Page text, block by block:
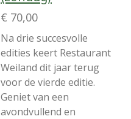
€ 70,00
Na drie succesvolle
edities keert Restaurant
Weiland dit jaar terug
voor de vierde editie.
Geniet van een
avondvullend en